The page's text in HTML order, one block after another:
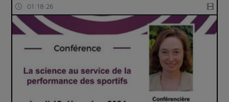
01:18:26